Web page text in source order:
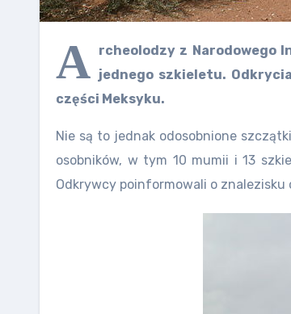
A rcheolodzy z Narodowego
jednego szkieletu.
części Meksyku.
Nie są to jednak odosobnione
osobników, w tym 10 mumii i 13
Odkrywcy poinformowali o znalezisku